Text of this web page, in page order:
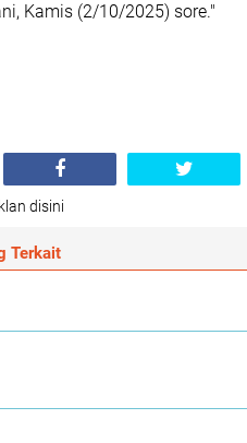
Kamis (2/10/2025) sore."
disini
Terkait